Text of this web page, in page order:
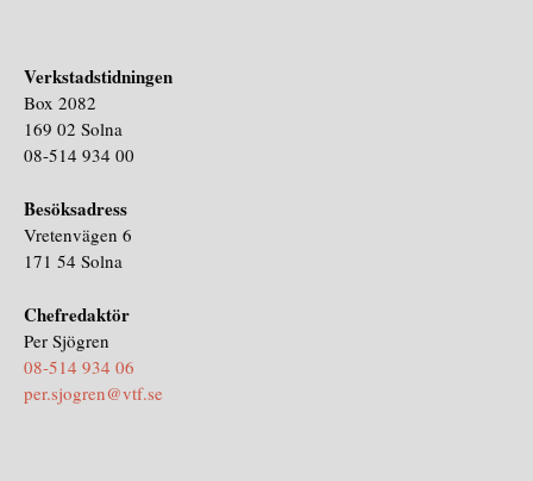
Verkstadstidningen
Box 2082
169 02 Solna
08-514 934 00
Besöksadress
Vretenvägen 6
171 54 Solna
Chefredaktör
Per Sjögren
08-514 934 06
per.sjogren@vtf.se